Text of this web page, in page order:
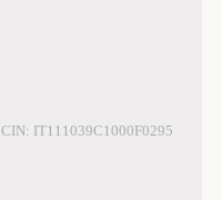
CIN: IT111039C1000F0295